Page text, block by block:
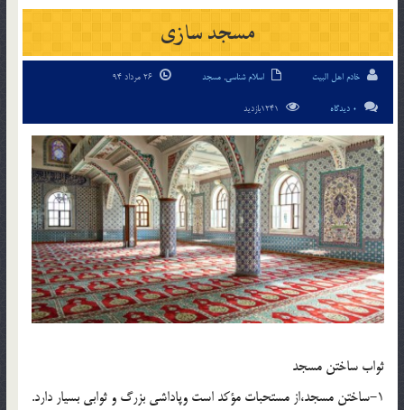
مسجد سازى
خادم اهل البیت اسلام شناسی, مسجد
0 دیدگاه
ثواب ساختن مسجد
1-ساختن مسجد،از مستحبات مؤكد است وپاداشى بزرگ و ثوابى بسيار دارد.